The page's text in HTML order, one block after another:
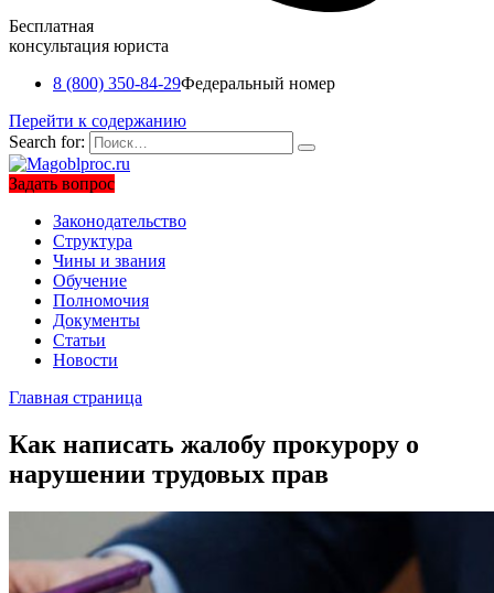
Бесплатная
консультация юриста
8 (800) 350-84-29Федеральный номер
Перейти к содержанию
Search for:
Задать вопрос
Законодательство
Структура
Чины и звания
Обучение
Полномочия
Документы
Статьи
Новости
Главная страница
Как написать жалобу прокурору о
нарушении трудовых прав